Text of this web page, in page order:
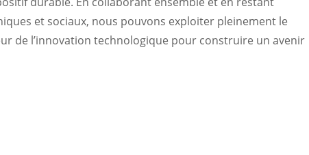
et sociaux, nous pouvons exploiter pleinement le
de l’innovation technologique pour construire un avenir